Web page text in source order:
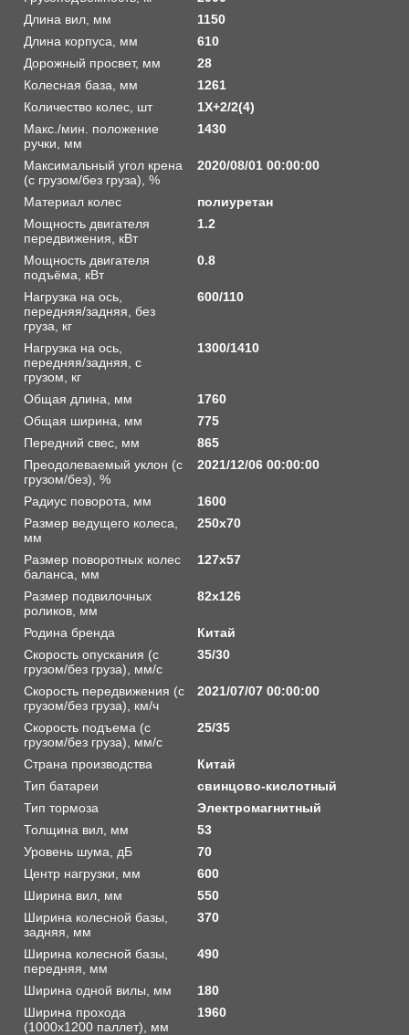
Длина вил, мм
1150
Длина корпуса, мм
610
Дорожный просвет, мм
28
Колесная база, мм
1261
Количество колес, шт
1Х+2/2(4)
Макс./мин. положение
ручки, мм
1430
Максимальный угол крена
(с грузом/без груза), %
2020/08/01 00:00:00
Материал колес
полиуретан
Мощность двигателя
передвижения, кВт
1.2
Мощность двигателя
подъёма, кВт
0.8
Нагрузка на ось,
передняя/задняя, без
груза, кг
600/110
Нагрузка на ось,
передняя/задняя, с
грузом, кг
1300/1410
Общая длина, мм
1760
Общая ширина, мм
775
Передний свес, мм
865
Преодолеваемый уклон (с
грузом/без), %
2021/12/06 00:00:00
Радиус поворота, мм
1600
Размер ведущего колеса,
мм
250х70
Размер поворотных колес
баланса, мм
127х57
Размер подвилочных
роликов, мм
82х126
Родина бренда
Китай
Скорость опускания (с
грузом/без груза), мм/с
35/30
Скорость передвижения (с
грузом/без груза), км/ч
2021/07/07 00:00:00
Скорость подъема (с
грузом/без груза), мм/с
25/35
Страна производства
Китай
Тип батареи
свинцово-кислотный
Тип тормоза
Электромагнитный
Толщина вил, мм
53
Уровень шума, дБ
70
Центр нагрузки, мм
600
Ширина вил, мм
550
Ширина колесной базы,
задняя, мм
370
Ширина колесной базы,
передняя, мм
490
Ширина одной вилы, мм
180
Ширина прохода
(1000х1200 паллет), мм
1960